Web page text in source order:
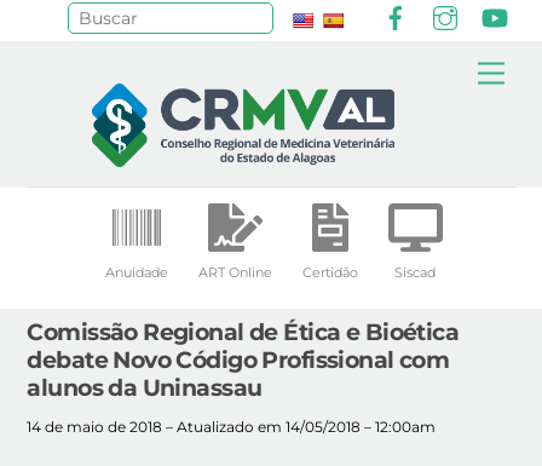
Anuidade ART Online Certidão Siscad
Comissão Regional de Ética e Bioética
debate Novo Código Profissional com
alunos da Uninassau
14 de maio de 2018 – Atualizado em 14/05/2018 – 12:00am